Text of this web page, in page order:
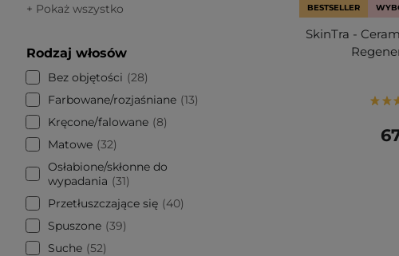
+ Pokaż wszystko
Rodzaj włosów
Bez objętości
28
Farbowane/rozjaśniane 13
Kręcone/falowane 8
Matowe 32
Osłabione/skłonne do
wypadania
31
Przetłuszczające się
40
Spuszone 39
Suche 52
BESTSELLER
SkinTra -